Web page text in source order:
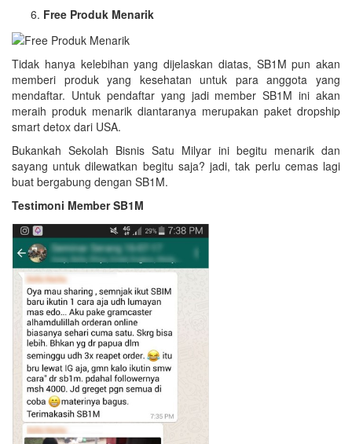
Free Produk Menarik
Tidak hanya kelebihan yang dijelaskan diatas, SB1M pun akan
memberi produk yang kesehatan untuk para anggota yang
mendaftar. Untuk pendaftar yang jadi member SB1M ini akan
meraih produk menarik diantaranya merupakan paket dropship
smart detox dari USA.
Bukankah Sekolah Bisnis Satu Milyar ini begitu menarik dan
sayang untuk dilewatkan begitu saja? jadi, tak perlu cemas lagi
buat bergabung dengan SB1M.
Testimoni Member SB1M